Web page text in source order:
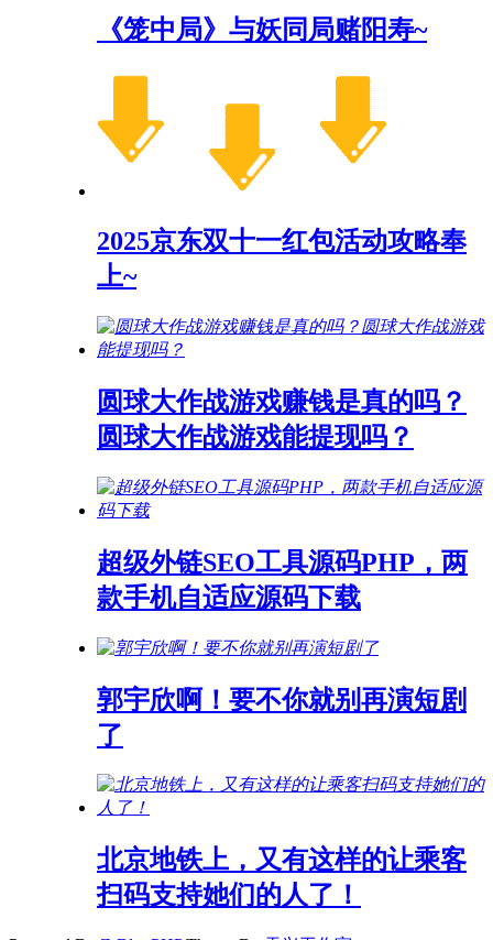
《笼中局》与妖同局赌阳寿~
2025京东双十一红包活动攻略奉
上~
圆球大作战游戏赚钱是真的吗？
圆球大作战游戏能提现吗？
超级外链SEO工具源码PHP，两
款手机自适应源码下载
郭宇欣啊！要不你就别再演短剧
了
北京地铁上，又有这样的让乘客
扫码支持她们的人了！